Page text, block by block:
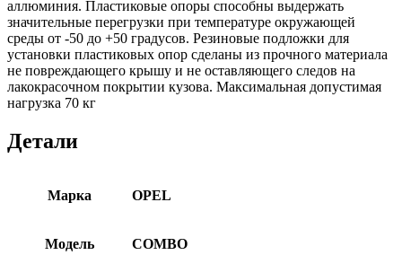
аллюминия. Пластиковые опоры способны выдержать
значительные перегрузки при температуре окружающей
среды от -50 до +50 градусов. Резиновые подложки для
установки пластиковых опор сделаны из прочного материала
не повреждающего крышу и не оставляющего следов на
лакокрасочном покрытии кузова. Максимальная допустимая
нагрузка 70 кг
Детали
Марка OPEL
Модель COMBO